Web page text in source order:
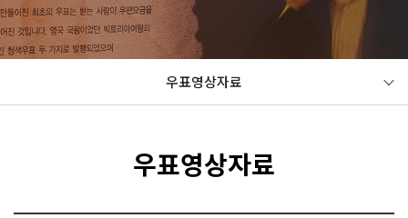
우표영상자료
우표영상자료